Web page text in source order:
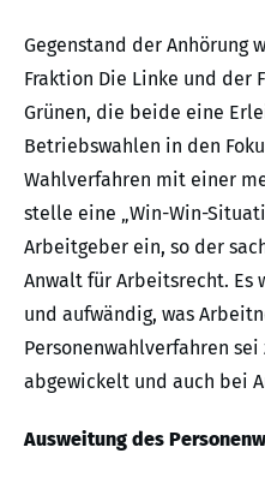
Gegenstand der Anhörung
Fraktion Die Linke und der
Grünen, die beide eine
Betriebswahlen in den
Wahlverfahren mit einer
stelle eine „Win-Win-
Arbeitgeber ein, so der
Anwalt für Arbeitsrecht. Es
und aufwändig, was
Personenwahlverfahren
abgewickelt und auch bei
Ausweitung des